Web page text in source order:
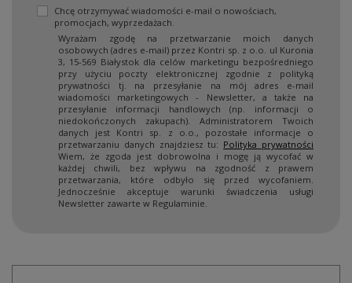
Chcę otrzymywać wiadomości e-mail o nowościach,
promocjach, wyprzedażach.
Wyrażam zgodę na przetwarzanie moich danych
osobowych (adres e-mail) przez Kontri sp. z o.o. ul Kuronia
3, 15-569 Białystok dla celów marketingu bezpośredniego
przy użyciu poczty elektronicznej zgodnie z polityką
prywatności tj. na przesyłanie na mój adres e-mail
wiadomości marketingowych - Newsletter, a także na
przesyłanie informacji handlowych (np. informacji o
niedokończonych zakupach). Administratorem Twoich
danych jest Kontri sp. z o.o., pozostałe informacje o
przetwarzaniu danych znajdziesz tu: Polityka prywatności
Wiem, że zgoda jest dobrowolna i mogę ją wycofać w
każdej chwili, bez wpływu na zgodność z prawem
przetwarzania, które odbyło się przed wycofaniem.
Jednocześnie akceptuje warunki świadczenia usługi
Newsletter zawarte w Regulaminie.